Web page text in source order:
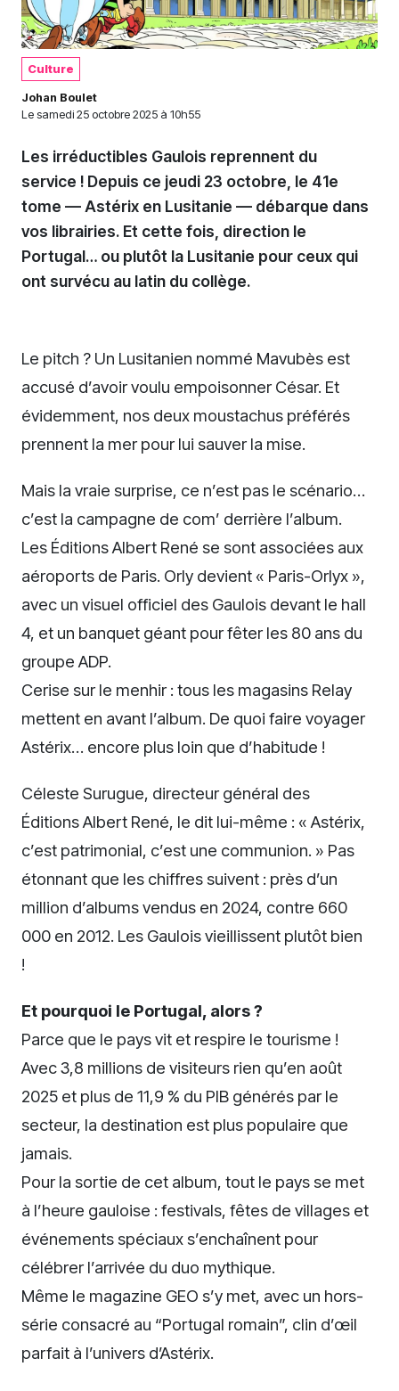
Culture
Johan Boulet
Le samedi 25 octobre 2025 à 10h55
Les irréductibles Gaulois reprennent du
service ! Depuis ce jeudi 23 octobre, le 41e
tome — Astérix en Lusitanie — débarque dans
vos librairies. Et cette fois, direction le
Portugal… ou plutôt la Lusitanie pour ceux qui
ont survécu au latin du collège.
Le pitch ? Un Lusitanien nommé Mavubès est
accusé d’avoir voulu empoisonner César. Et
évidemment, nos deux moustachus préférés
prennent la mer pour lui sauver la mise.
Mais la vraie surprise, ce n’est pas le scénario…
c’est la campagne de com’ derrière l’album.
Les Éditions Albert René se sont associées aux
aéroports de Paris. Orly devient « Paris-Orlyx »,
avec un visuel officiel des Gaulois devant le hall
4, et un banquet géant pour fêter les 80 ans du
groupe ADP.
Cerise sur le menhir : tous les magasins Relay
mettent en avant l’album. De quoi faire voyager
Astérix… encore plus loin que d’habitude !
Céleste Surugue, directeur général des
Éditions Albert René, le dit lui-même : « Astérix,
c’est patrimonial, c’est une communion. » Pas
étonnant que les chiffres suivent : près d’un
million d’albums vendus en 2024, contre 660
000 en 2012. Les Gaulois vieillissent plutôt bien
!
Et pourquoi le Portugal, alors ?
Parce que le pays vit et respire le tourisme !
Avec 3,8 millions de visiteurs rien qu’en août
2025 et plus de 11,9 % du PIB générés par le
secteur, la destination est plus populaire que
jamais.
Pour la sortie de cet album, tout le pays se met
à l’heure gauloise : festivals, fêtes de villages et
événements spéciaux s’enchaînent pour
célébrer l’arrivée du duo mythique.
Même le magazine GEO s’y met, avec un hors-
série consacré au “Portugal romain”, clin d’œil
parfait à l’univers d’Astérix.